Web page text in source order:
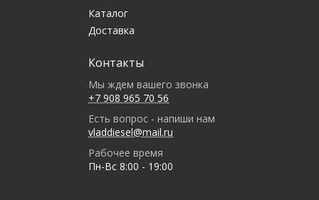
Каталог
Доставка
Контакты
Мы ждем вашего звонка
+7 908 965 70 56
Есть вопрос - напиши нам
vladdiesel@mail.ru
Рабочее время
Пн-Вс 8:00 - 19:00